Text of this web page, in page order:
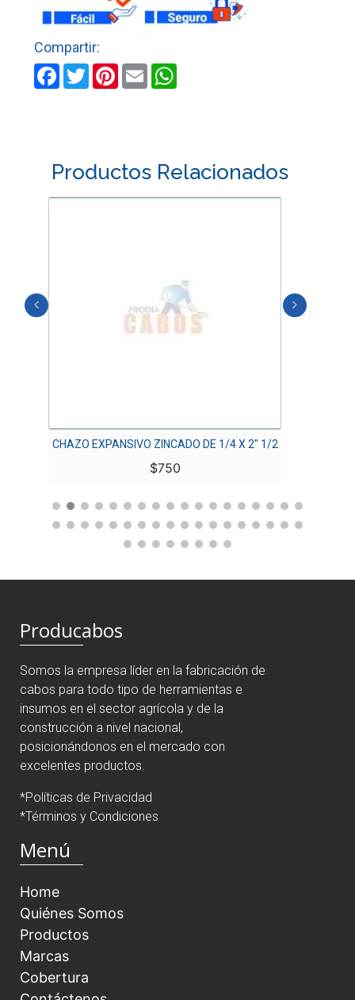
1/4
cantidad
Facebook
TwitterPinterest
EmailWhatsApp
Productos Relacionados
CHAZO EXPANSIVO ZINCADO DE 1/4 X 2″ 1/2
$750
Producabos
Somos la empresa líder en la fabricación de
cabos para todo tipo de herramientas e
insumos en el sector agrícola y de la
construcción a nivel nacional,
posicionándonos en el mercado con
excelentes productos.
*Políticas de Privacidad
*Términos y Condiciones
Menú
Home
Quiénes Somos
Productos
Marcas
Cobertura